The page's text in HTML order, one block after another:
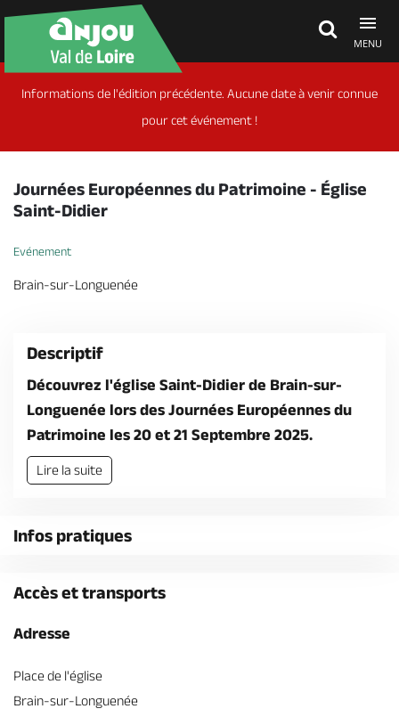
MENU
Découvrir
Dormir, manger
Séjours, cadeaux
Billetterie en ligne
Brochures & Cartes Offices de tourisme
Informations de l'édition précédente. Aucune date à venir connue
pour cet événement !
Journées Européennes du Patrimoine - Église
Saint-Didier
Evénement
Brain-sur-Longuenée
Descriptif
Découvrez l'église Saint-Didier de Brain-sur-
Longuenée lors des Journées Européennes du
Patrimoine les 20 et 21 Septembre 2025.
Lire la suite
Infos pratiques
Accès et transports
Adresse
Place de l'église
Brain-sur-Longuenée